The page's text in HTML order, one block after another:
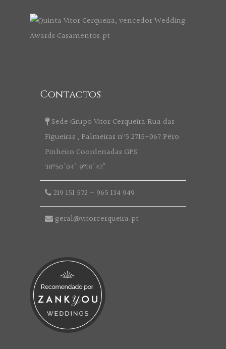
Contactos
Sede Grupo Vitor Cerqueira Rua das
Figueiras , Palmeiras nº5 2715-067 Pêro
Pinheiro Coordenadas GPS:
38º50'04" 9º18'42"
219 151 572 - 965 134 949
geral@vitorcerqueira.pt